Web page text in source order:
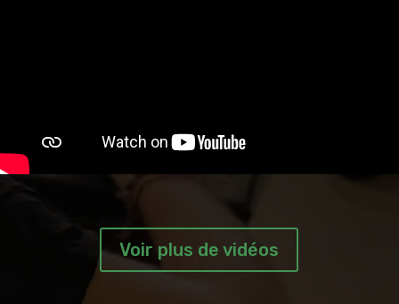
Voir plus de vidéos